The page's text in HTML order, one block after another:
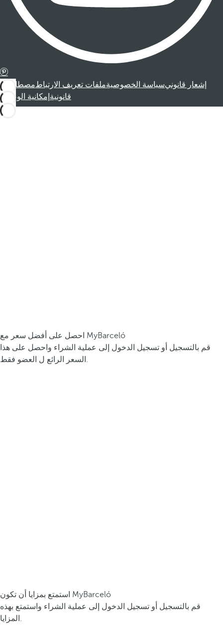
إشعار قانونيسياسة الخصوصيةملفات تعريف الارتباطمصطلحات
قانونية إمكانية الوصول
احصل على أفضل سعر مع MyBarceló
قم بالتسجيل أو تسجيل الدخول إلى عملية الشراء واحصل على هذا
السعر الرائع ل العضو فقط.
استمتع بمزايا أن تكون MyBarceló
قم بالتسجيل أو تسجيل الدخول إلى عملية الشراء واستمتع بهذه
المزايا.